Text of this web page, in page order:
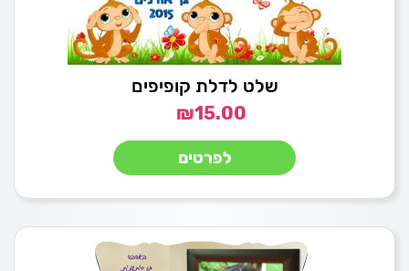
שלט לדלת קופיפים
₪15.00
לפרטים